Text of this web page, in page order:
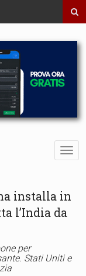
installa in
l’India da
per
Stati Uniti e